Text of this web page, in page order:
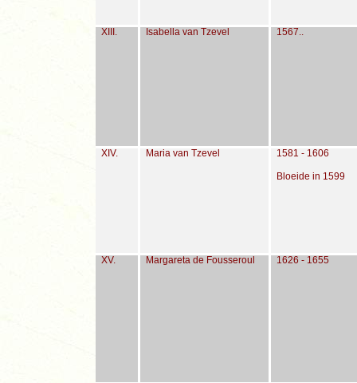
XIII. Isabella van Tzevel 1567..
XIV. Maria van Tzevel 1581 - 1606
Bloeide in 1599
XV. Margareta de Fousseroul 1626 - 1655